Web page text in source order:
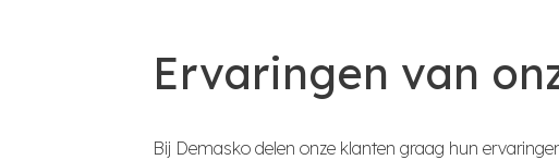
Ervaringen van
Bij Demasko delen onze klanten graag hun